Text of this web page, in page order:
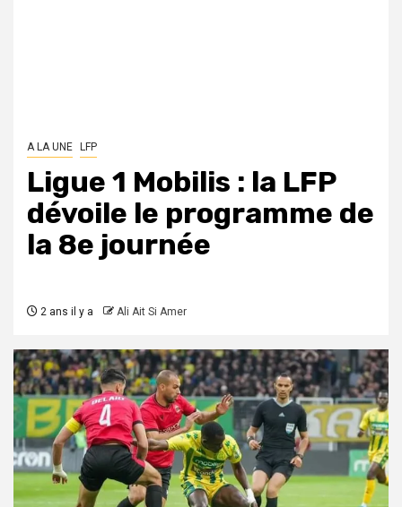
A LA UNE LFP
Ligue 1 Mobilis : la LFP
dévoile le programme de
la 8e journée
2 ans il y a Ali Ait Si Amer